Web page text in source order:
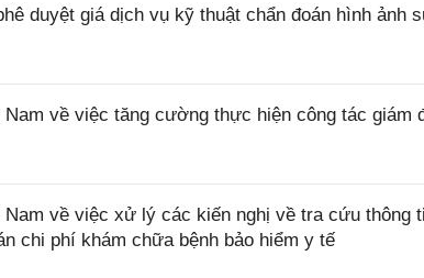
duyệt giá dịch vụ kỹ thuật chẩn đoán hình ảnh
về việc tăng cường thực hiện công tác giám
về việc xử lý các kiến nghị về tra cứu thông
chi phí khám chữa bệnh bảo hiểm y tế